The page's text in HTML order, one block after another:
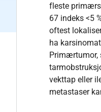
fleste
67 indeks <5
oftest
ha
Primærtumor,
vekttap eller
metastaser